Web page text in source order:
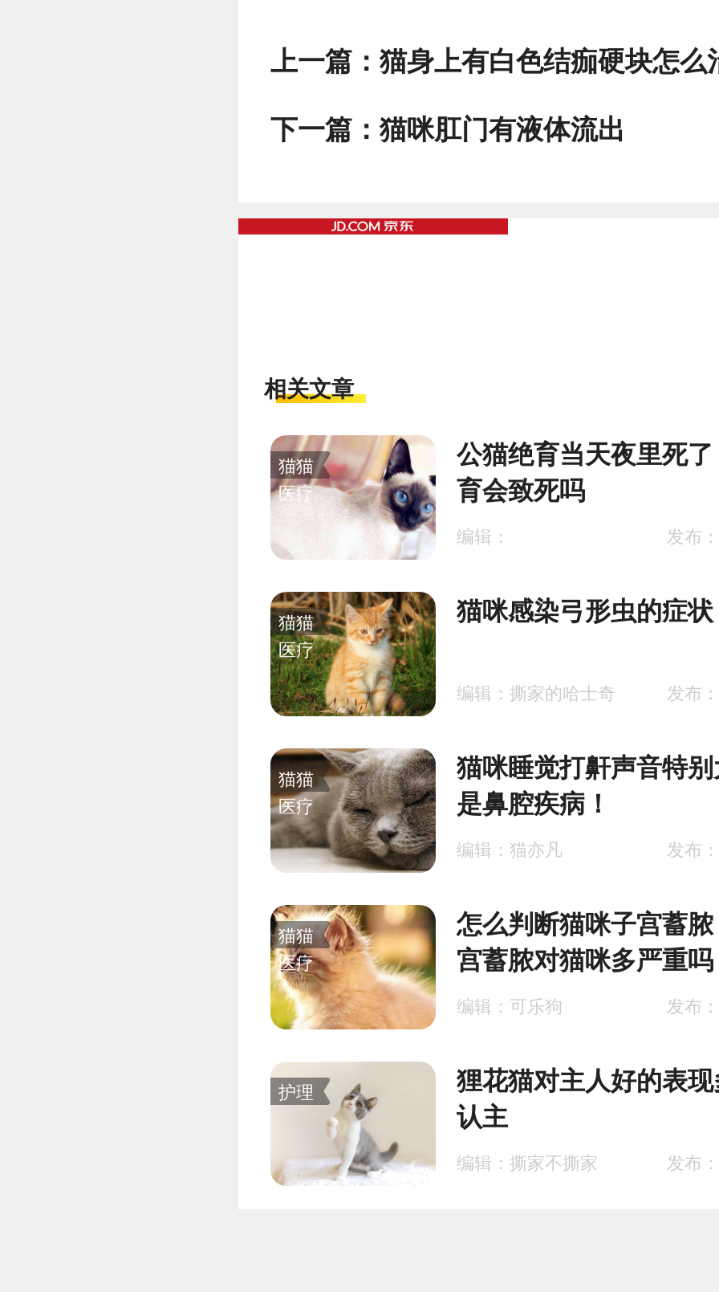
上一篇： 猫身上有白色结痂硬块怎么
下一篇： 猫咪肛门有液体流出
相关文章
猫猫
医疗
公猫绝育当天夜里死
育会致死吗
编辑： 发布
猫猫
医疗
猫咪感染弓形虫的症状
编辑：撕家的哈士奇 发布
猫猫
医疗
猫咪睡觉打鼾声音特
是鼻腔疾病！
编辑：猫亦凡 发布
猫猫
医疗
怎么判断猫咪子宫蓄
宫蓄脓对猫咪多严重
编辑：可乐狗 发布
护理
狸花猫对主人好的表
认主
编辑：撕家不撕家 发布